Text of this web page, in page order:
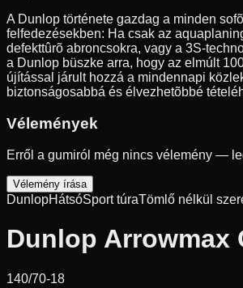
A Dunlop története gazdag a minden
felfedezésekben: Ha csak az
defekttûrõ abroncsokra, vagy a 3S-
a Dunlop büszke arra, hogy az elmúlt
újítással járult hozzá a mindennapi
biztonságosabbá és élvezhetõbbé
Vélemények
Erről a gumiról még nincs vélemény —
Vélemény írása
DunlopHátsóSport túraTömlő nélkül
Dunlop Arrowmax
140/70-18